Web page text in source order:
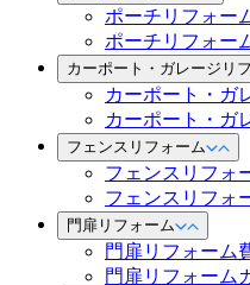
ポーチリフォー
ポーチリフォー
カーポート・ガレージリ
カーポート・ガ
カーポート・ガ
フェンスリフォーム
フェンスリフォ
フェンスリフォ
門扉リフォーム
門扉リフォーム
門扉リフォーム